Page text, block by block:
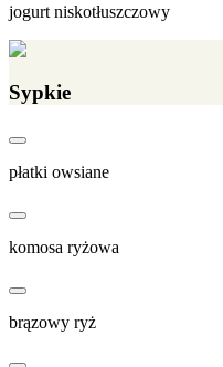
jogurt niskotłuszczowy
Sypkie
płatki owsiane
komosa ryżowa
brązowy ryż